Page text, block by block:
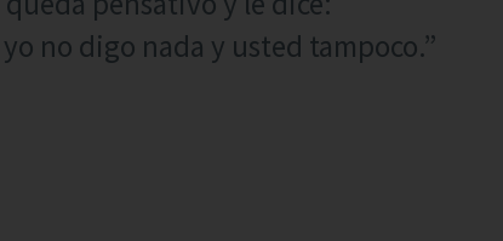
no digo nada y usted tampoco.”